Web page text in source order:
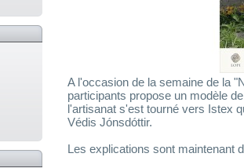
A l'occasion de la semaine de la
participants propose un modèle
l'artisanat s'est tourné vers Istex
Védis Jónsdóttir.
Les explications sont maintenant